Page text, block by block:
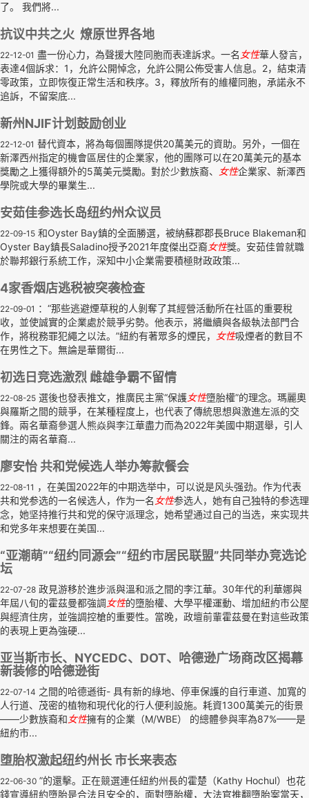
了。 我們將...
抗议中共之火 燎原世界各地
22-12-01 盡一份心力，為聲援大陸同胞而表達訴求。一名 女性華人發言，
表達4個訴求：1，允許公開悼念，允許公開公佈受害人信息。2，結束清
零政策，立即恢復正常生活和秩序。3，釋放所有的維權同胞，承諾永不
追訴，不留案底...
新州NJIF计划鼓励创业
22-12-01 替代資本，將為每個團隊提供20萬美元的資助。另外，一個在
新澤西州指定的機會區居住的企業家，他的團隊可以在20萬美元的基本
獎勵之上獲得額外的5萬美元獎勵。對於少數族裔、
女性企業家、新澤西
學院或大學的畢業生...
安茹佳参选长岛纽约州众议员
22-09-15 和Oyster Bay鎮的全面勝選，被納蘇郡郡長Bruce Blakeman和
Oyster Bay鎮長Saladino授予2021年度傑出亞裔女性獎。安茹佳曾就職
於聯邦銀行系統工作，深知中小企業需要積極財政政策...
4家香烟店逃税被突袭检查
22-09-01 ：“那些逃避煙草稅的人剝奪了其經營活動所在社區的重要稅
收，並使誠實的企業處於競爭劣勢。他表示，將繼續與各級執法部門合
作，將稅務罪犯繩之以法。”紐約有著眾多的煙民，
女性吸煙者的數目不
在男性之下。無論是華爾街...
初选日竞选激烈 雌雄争霸不留情
22-08-25 選後也發表推文，推廣民主黨“保護女性墮胎權”的理念。瑪麗奧
與羅斯之間的競爭，在某種程度上，也代表了傳統思想與激進左派的交
鋒。兩名華裔參選人熊焱與李江華盡力而為2022年美國中期選舉，引人
關注的兩名華裔...
廖安怡 共和党候选人举办筹款餐会
22-08-11 ，在美国2022年的中期选举中，可以说是风头强劲。作为代表
共和党参选的一名候选人，作为一名 女性参选人，她有自己独特的参选理
念，她坚持推行共和党的保守派理念，她希望通过自己的当选，来实现共
和党多年来想要在美国...
“亚潮萌”“纽约同源会”“纽约市居民联盟”共同举办竞选论
坛
22-07-28 政見游移於進步派與溫和派之間的李江華。30年代的利華娜與
年屆八旬的霍茲曼都強調女性的墮胎權、大學平權運動、增加紐約市公屋
與經濟住房，並強調控槍的重要性。當晚，政壇前輩霍茲曼在對這些政策
的表現上更為強硬...
亚当斯市长、NYCEDC、DOT、哈德逊广场商改区揭幕
新装修的哈德逊街
22-07-14 之間的哈德遜街- 具有新的綠地、停車保護的自行車道、加寬的
人行道、茂密的植物和現代化的行人便利設施。耗資1300萬美元的街景
——少數族裔和女性擁有的企業（M/WBE） 的總體參與率為87%——是
紐約市...
堕胎权激起纽约州长 市长来表态
22-06-30 ”的還擊。正在競選連任紐約州長的霍楚（Kathy Hochul）也花
錢宣導紐約墮胎是合法且安全的，面對墮胎權，大法官推翻墮胎案當天，